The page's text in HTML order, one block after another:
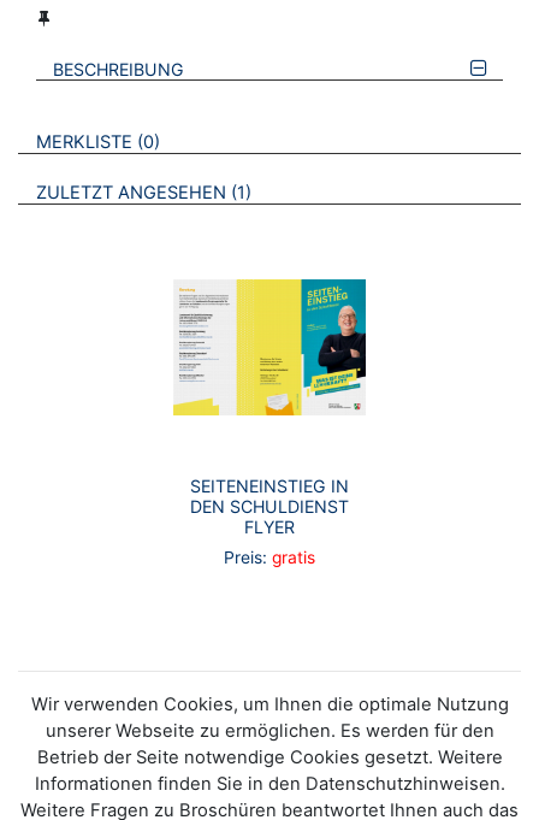
BESCHREIBUNG
VERWEISE AUF VERMERKTE- ODER ZULETZT ANGESEHENE
MERKLISTE 0 BROSCHÜREN
ZULETZT ANGESEHEN 1 BROSCHÜREN
SEITENEINSTIEG IN
DEN SCHULDIENST
FLYER
Preis: gratis
Wir verwenden Cookies, um Ihnen die optimale Nutzung
unserer Webseite zu ermöglichen. Es werden für den
Betrieb der Seite notwendige Cookies gesetzt. Weitere
Informationen finden Sie in den Datenschutzhinweisen.
Weitere Fragen zu Broschüren beantwortet Ihnen auch das